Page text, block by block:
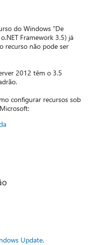
do Windows "De
Framework 3.5) já
recurso não pode ser
2012 têm o 3.5
configurar recursos sob
Update.